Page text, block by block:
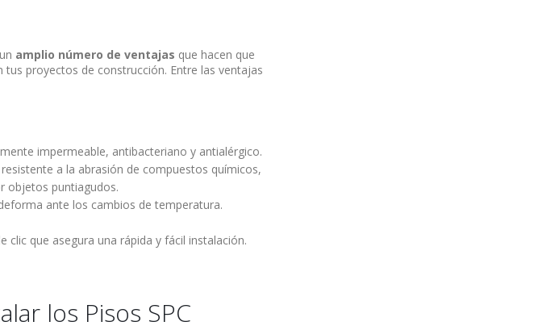
amplio número de ventajas que hacen que
proyectos de construcción. Entre las ventajas
impermeable, antibacteriano y antialérgico.
a la abrasión de compuestos químicos,
objetos puntiagudos.
ante los cambios de temperatura.
clic que asegura una rápida y fácil instalación.
los Pisos SPC